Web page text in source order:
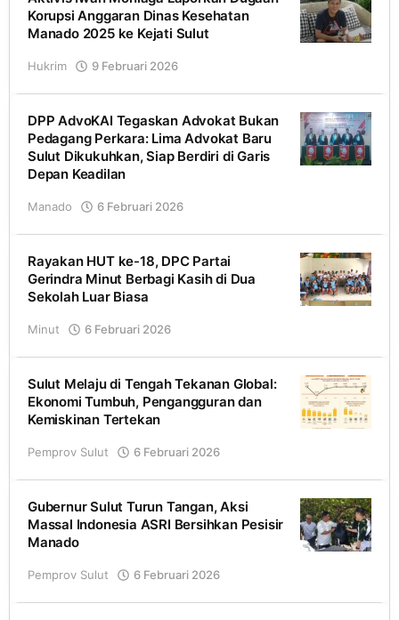
Korupsi Anggaran Dinas Kesehatan
Manado 2025 ke Kejati Sulut
Hukrim 9 Februari 2026
DPP AdvoKAI Tegaskan Advokat Bukan
Pedagang Perkara: Lima Advokat Baru
Sulut Dikukuhkan, Siap Berdiri di Garis
Depan Keadilan
Manado 6 Februari 2026
Rayakan HUT ke-18, DPC Partai
Gerindra Minut Berbagi Kasih di Dua
Sekolah Luar Biasa
Minut 6 Februari 2026
Sulut Melaju di Tengah Tekanan Global:
Ekonomi Tumbuh, Pengangguran dan
Kemiskinan Tertekan
Pemprov Sulut 6 Februari 2026
Gubernur Sulut Turun Tangan, Aksi
Massal Indonesia ASRI Bersihkan Pesisir
Manado
Pemprov Sulut 6 Februari 2026